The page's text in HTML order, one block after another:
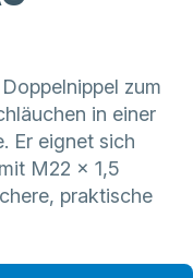
zum
in einer
Er eignet sich
M22 x 1,5
praktische